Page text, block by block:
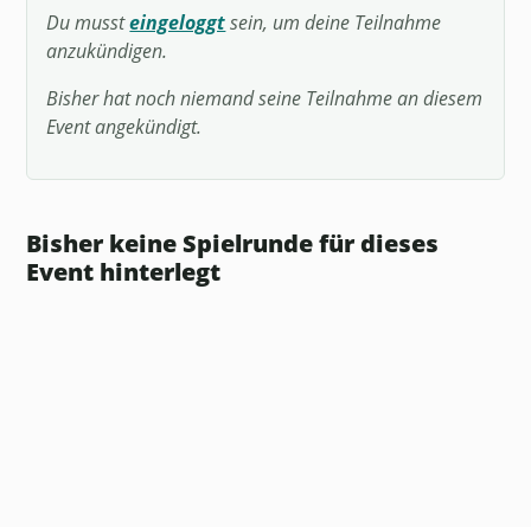
Du mussteingeloggtsein, um deine Teilnahme
anzukündigen.
Bisher hat noch niemand seine Teilnahme an diesem
Event angekündigt.
Bisher keine Spielrunde für dieses
Event hinterlegt